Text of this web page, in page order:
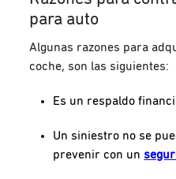
para auto
Algunas razones para
coche, son las siguientes:
Es un respaldo
Un siniestro no se
prevenir con un